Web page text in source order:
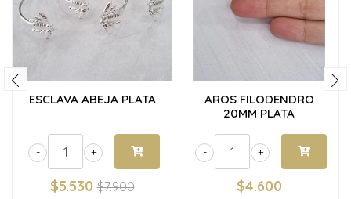
ESCLAVA ABEJA PLATA
+
-
$5.530 $7.900
AROS FILODENDRO
20MM PLATA
+
-
$4.600